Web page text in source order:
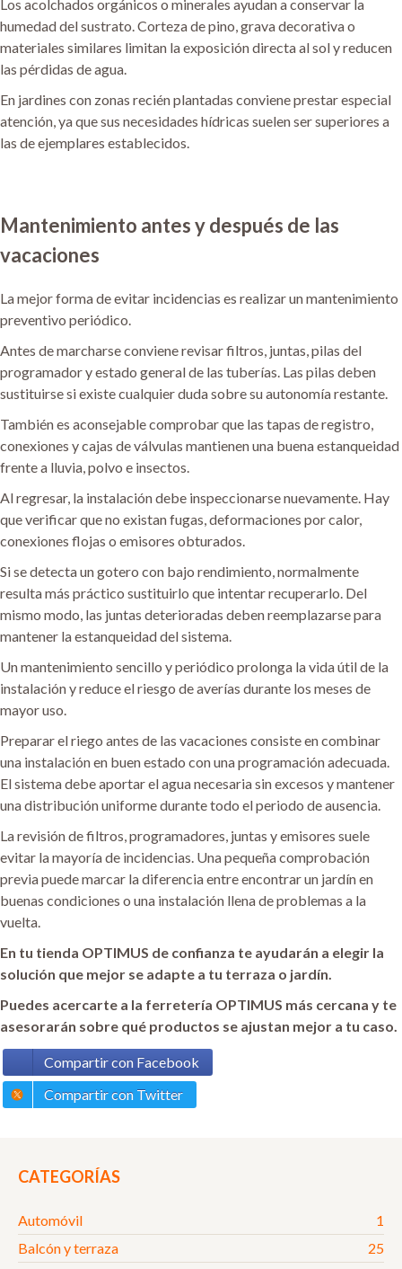
Los acolchados orgánicos o minerales ayudan a conservar la
humedad del sustrato. Corteza de pino, grava decorativa o
materiales similares limitan la exposición directa al sol y reducen
las pérdidas de agua.
En jardines con zonas recién plantadas conviene prestar especial
atención, ya que sus necesidades hídricas suelen ser superiores a
las de ejemplares establecidos.
Mantenimiento antes y después de las
vacaciones
La mejor forma de evitar incidencias es realizar un mantenimiento
preventivo periódico.
Antes de marcharse conviene revisar filtros, juntas, pilas del
programador y estado general de las tuberías. Las pilas deben
sustituirse si existe cualquier duda sobre su autonomía restante.
También es aconsejable comprobar que las tapas de registro,
conexiones y cajas de válvulas mantienen una buena estanqueidad
frente a lluvia, polvo e insectos.
Al regresar, la instalación debe inspeccionarse nuevamente. Hay
que verificar que no existan fugas, deformaciones por calor,
conexiones flojas o emisores obturados.
Si se detecta un gotero con bajo rendimiento, normalmente
resulta más práctico sustituirlo que intentar recuperarlo. Del
mismo modo, las juntas deterioradas deben reemplazarse para
mantener la estanqueidad del sistema.
Un mantenimiento sencillo y periódico prolonga la vida útil de la
instalación y reduce el riesgo de averías durante los meses de
mayor uso.
Preparar el riego antes de las vacaciones consiste en combinar
una instalación en buen estado con una programación adecuada.
El sistema debe aportar el agua necesaria sin excesos y mantener
una distribución uniforme durante todo el periodo de ausencia.
La revisión de filtros, programadores, juntas y emisores suele
evitar la mayoría de incidencias. Una pequeña comprobación
previa puede marcar la diferencia entre encontrar un jardín en
buenas condiciones o una instalación llena de problemas a la
vuelta.
En tu tienda OPTIMUS de confianza te ayudarán a elegir la
solución que mejor se adapte a tu terraza o jardín.
Puedes acercarte a la ferretería OPTIMUS más cercana y te
asesorarán sobre qué productos se ajustan mejor a tu caso.
Compartir con Facebook
Compartir con Twitter
CATEGORÍAS
Automóvil
1
Balcón y terraza
25